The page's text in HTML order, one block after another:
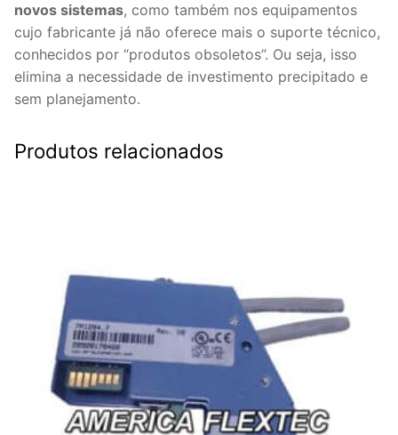
novos sistemas, como também nos equipamentos
cujo fabricante já não oferece mais o suporte técnico,
conhecidos por “produtos obsoletos”. Ou seja, isso
elimina a necessidade de investimento precipitado e
sem planejamento.
Produtos relacionados